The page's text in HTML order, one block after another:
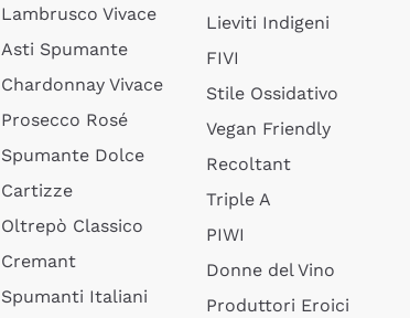
Lambrusco Vivace
Asti Spumante
Chardonnay Vivace
Prosecco Rosé
Spumante Dolce
Cartizze
Oltrepò Classico
Cremant
Spumanti Italiani
Lieviti Indigeni
FIVI
Stile Ossidativo
Vegan Friendly
Recoltant
Triple A
PIWI
Donne del Vino
Produttori Eroici